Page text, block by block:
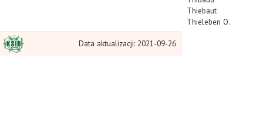
Data aktualizacji: 2021-09-26
Thiebaut
Thieleben O.